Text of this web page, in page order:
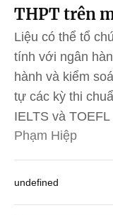
THPT trên
Liệu có thể tổ
tính với ngân
hành và kiểm
tự các kỳ thi
IELTS và TOEFL
Phạm Hiệp
undefined